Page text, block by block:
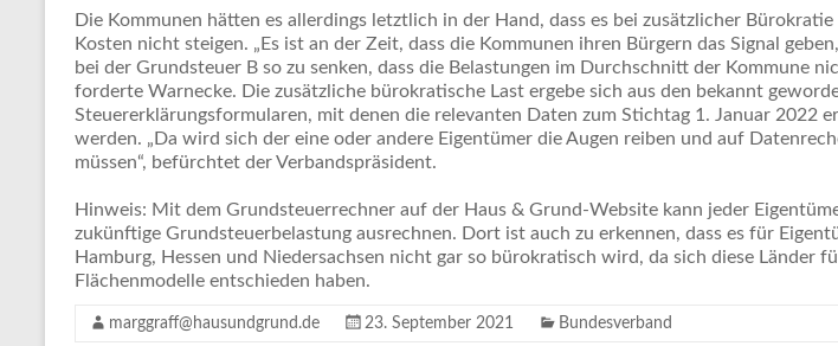
Die Kommunen hätten es allerdings letztlich in der Hand, dass es bei zusätzlicher
Kosten nicht steigen. „Es ist an der Zeit, dass die Kommunen ihren Bürgern das Signal
bei der Grundsteuer B so zu senken, dass die Belastungen im Durchschnitt der Kommune
forderte Warnecke. Die zusätzliche bürokratische Last ergebe sich aus den bekannt
Steuererklärungsformularen, mit denen die relevanten Daten zum Stichtag 1. Januar 2022
werden. „Da wird sich der eine oder andere Eigentümer die Augen reiben und auf
müssen“, befürchtet der Verbandspräsident.
Hinweis: Mit dem Grundsteuerrechner auf der Haus & Grund-Website kann jeder
zukünftige Grundsteuerbelastung ausrechnen. Dort ist auch zu erkennen, dass es für
Hamburg, Hessen und Niedersachsen nicht gar so bürokratisch wird, da sich diese Länder
Flächenmodelle entschieden haben.
marggraff@hausundgrund.de 23. September 2021 Bundesverband